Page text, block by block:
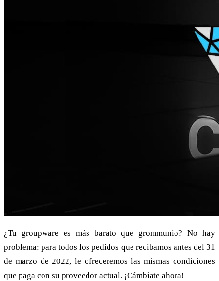
¿Tu groupware es más barato que grommunio? No hay
problema: para todos los pedidos que recibamos antes del 31
de marzo de 2022, le ofreceremos las mismas condiciones
que paga con su proveedor actual. ¡Cámbiate ahora!